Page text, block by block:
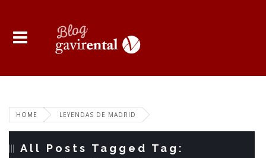
HOME LEYENDAS DE MADRID
All Posts Tagged Tag: